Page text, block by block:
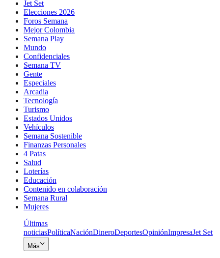
Jet Set
Elecciones 2026
Foros Semana
Mejor Colombia
Semana Play
Mundo
Confidenciales
Semana TV
Gente
Especiales
Arcadia
Tecnología
Turismo
Estados Unidos
Vehículos
Semana Sostenible
Finanzas Personales
4 Patas
Salud
Loterías
Educación
Contenido en colaboración
Semana Rural
Mujeres
Últimas
noticiasPolíticaNaciónDineroDeportesOpiniónImpresaJet Set
Más